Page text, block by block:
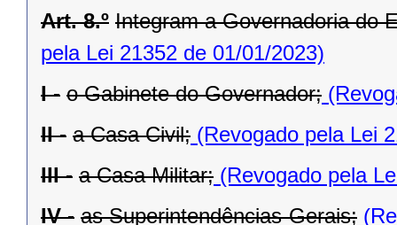
Art. 8.º Integram a Governadoria do
pela Lei 21352 de 01/01/2023)
I - o Gabinete do Governador;
II - a Casa Civil; (Revogado pela Lei
III - a Casa Militar; (Revogado pela
IV - as Superintendências-Gerais;